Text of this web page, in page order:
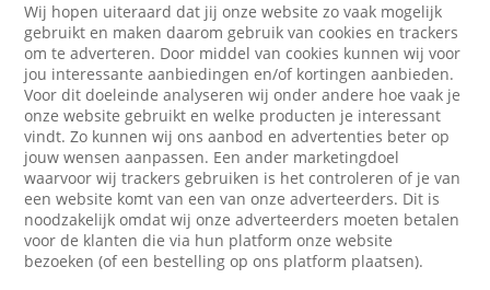
Wij hopen uiteraard dat jij onze website zo vaak mogelijk
gebruikt en maken daarom gebruik van cookies en trackers
om te adverteren. Door middel van cookies kunnen wij voor
jou interessante aanbiedingen en/of kortingen aanbieden.
Voor dit doeleinde analyseren wij onder andere hoe vaak je
onze website gebruikt en welke producten je interessant
vindt. Zo kunnen wij ons aanbod en advertenties beter op
jouw wensen aanpassen. Een ander marketingdoel
waarvoor wij trackers gebruiken is het controleren of je van
een website komt van een van onze adverteerders. Dit is
noodzakelijk omdat wij onze adverteerders moeten betalen
voor de klanten die via hun platform onze website
bezoeken (of een bestelling op ons platform plaatsen).